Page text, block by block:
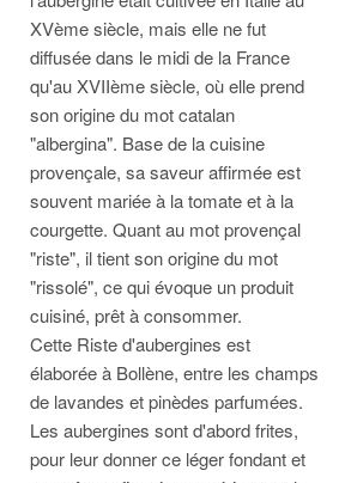
XVème siècle, mais elle ne fut
diffusée dans le midi de la France
qu'au XVIIème siècle, où elle prend
son origine du mot catalan
"albergina". Base de la cuisine
provençale, sa saveur affirmée est
souvent mariée à la tomate et à la
courgette. Quant au mot provençal
"riste", il tient son origine du mot
"rissolé", ce qui évoque un produit
cuisiné, prêt à consommer.
Cette Riste d'aubergines est
élaborée à Bollène, entre les champs
de lavandes et pinèdes parfumées.
Les aubergines sont d'abord frites,
pour leur donner ce léger fondant et